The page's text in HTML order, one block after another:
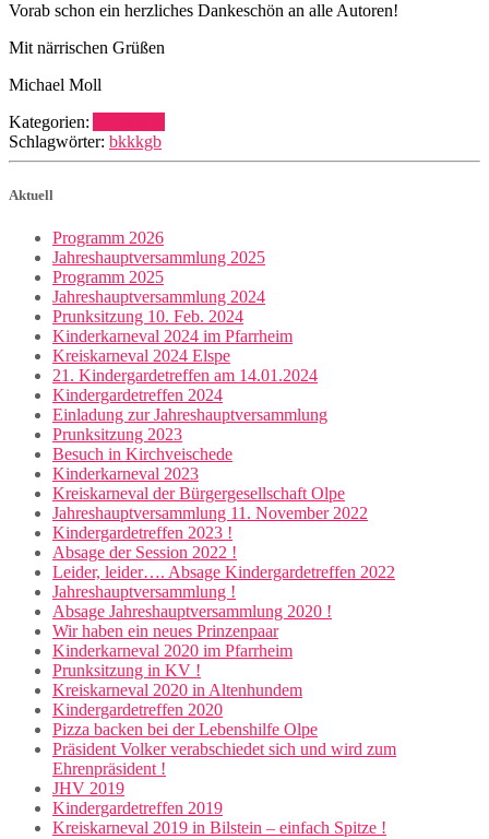
Vorab schon ein herzliches Dankeschön an alle Autoren!
Mit närrischen Grüßen
Michael Moll
Kategorien:
Schlagwörter: bkkkgb
Aktuell
Programm 2026
Jahreshauptversammlung 2025
Programm 2025
Jahreshauptversammlung 2024
Prunksitzung 10. Feb. 2024
Kinderkarneval 2024 im Pfarrheim
Kreiskarneval 2024 Elspe
21. Kindergardetreffen am 14.01.2024
Kindergardetreffen 2024
Einladung zur Jahreshauptversammlung
Prunksitzung 2023
Besuch in Kirchveischede
Kinderkarneval 2023
Kreiskarneval der Bürgergesellschaft Olpe
Jahreshauptversammlung 11. November 2022
Kindergardetreffen 2023 !
Absage der Session 2022 !
Leider, leider…. Absage Kindergardetreffen 2022
Jahreshauptversammlung !
Absage Jahreshauptversammlung 2020 !
Wir haben ein neues Prinzenpaar
Kinderkarneval 2020 im Pfarrheim
Prunksitzung in KV !
Kreiskarneval 2020 in Altenhundem
Kindergardetreffen 2020
Pizza backen bei der Lebenshilfe Olpe
Präsident Volker verabschiedet sich und wird zum
Ehrenpräsident !
JHV 2019
Kindergardetreffen 2019
Kreiskarneval 2019 in Bilstein – einfach Spitze !